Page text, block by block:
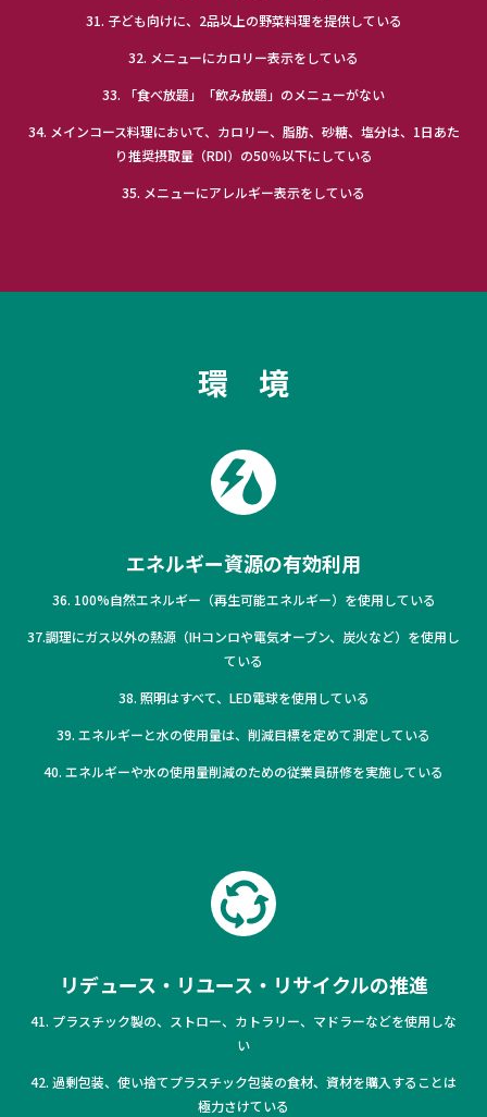
31. 子ども向けに、2品以上の野菜料理を提供している
32. メニューにカロリー表示をしている
33. 「食べ放題」「飲み放題」のメニューがない
34. メインコース料理において、カロリー、脂肪、砂糖、塩分は、1日あた
り推奨摂取量（RDI）の50％以下にしている
35. メニューにアレルギー表示をしている
環 境
エネルギー資源の有効利用
36. 100%自然エネルギー（再生可能エネルギー）を使用している
37.調理にガス以外の熱源（IHコンロや電気オーブン、炭火など）を使用し
ている
38. 照明はすべて、LED電球を使用している
39. エネルギーと水の使用量は、削減目標を定めて測定している
40. エネルギーや水の使用量削減のための従業員研修を実施している
リデュース・リユース・リサイクルの推進
41. プラスチック製の、ストロー、カトラリー、マドラーなどを使用しな
い
42. 過剰包装、使い捨てプラスチック包装の食材、資材を購入することは
極力さけている